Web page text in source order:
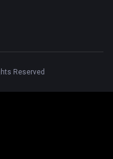
Reserved